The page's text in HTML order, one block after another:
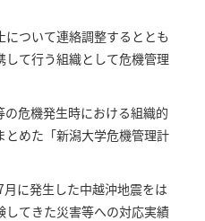
ついて連絡調整するととも
て行う組織として危機管理
危機発生時における組織的
めた「新潟大学危機管理計
に発生した中越沖地震をは
してきた災害等への対応実績